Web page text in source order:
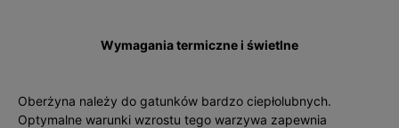
Wymagania termiczne i świetlne
Oberżyna należy do gatunków bardzo ciepłolubnych.
Optymalne warunki wzrostu tego warzywa zapewnia